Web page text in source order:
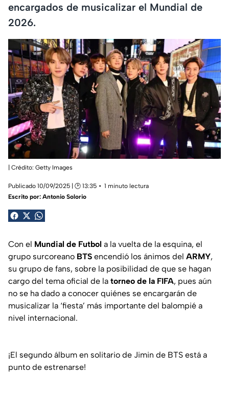
encargados de musicalizar el Mundial de
2026.
| Crédito: Getty Images
Publicado 10/09/2025 | 🕑 13:35
1 minuto lectura
Escrito por: Antonio Solorio
Con el Mundial de Futbol a la vuelta de la esquina, el
grupo surcoreano BTS encendió los ánimos del ARMY,
su grupo de fans, sobre la posibilidad de que se hagan
cargo del tema oficial de la torneo de la FIFA, pues aún
no se ha dado a conocer quiénes se encargarán de
musicalizar la ‘fiesta’ más importante del balompié a
nivel internacional.
¡El segundo álbum en solitario de Jimin de BTS está a
punto de estrenarse!